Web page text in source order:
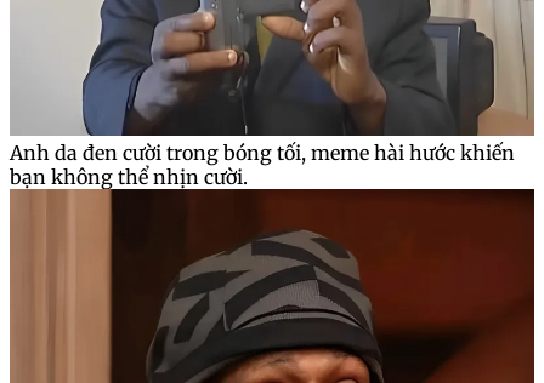
Anh da đen cười trong bóng tối, meme hài hước khiến
bạn không thể nhịn cười.